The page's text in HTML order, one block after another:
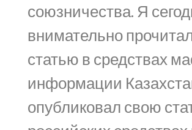
союзничества. Я
внимательно
статью в средствах
информации
опубликовал свою